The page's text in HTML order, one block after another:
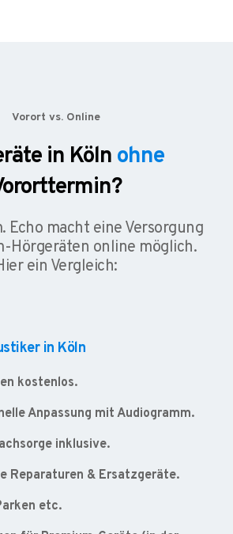
Vorort vs. Online
in Köln ohne
Echo macht eine Versorgung
Hörgeräten online möglich.
ein Vergleich:
in Köln
kostenlos.
Anpassung mit Audiogramm.
inklusive.
Reparaturen & Ersatzgeräte.
etc.